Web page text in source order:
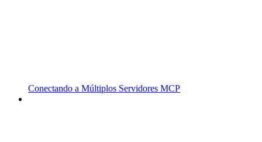
Conectando a Múltiplos Servidores MCP